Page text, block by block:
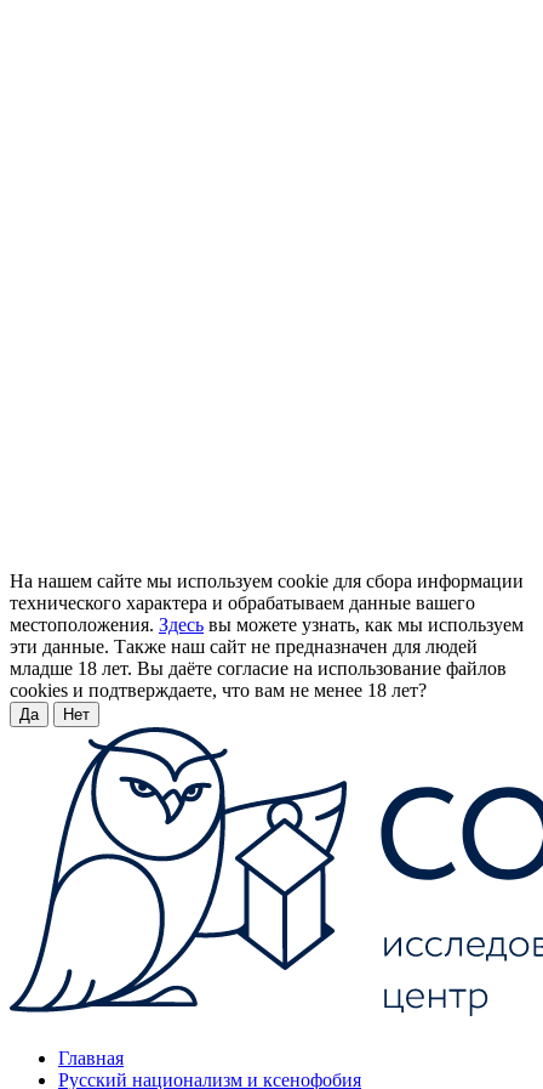
На нашем сайте мы используем cookie для сбора информации
технического характера и обрабатываем данные вашего
местоположения. Здесь вы можете узнать, как мы используем
эти данные. Также наш сайт не предназначен для людей
младше 18 лет. Вы даёте согласие на использование файлов
cookies и подтверждаете, что вам не менее 18 лет?
Да Нет
Главная
Русский национализм и ксенофобия